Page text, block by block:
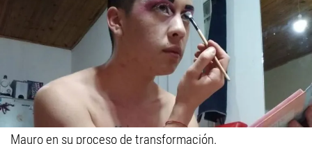
Mauro en su proceso de transformación.